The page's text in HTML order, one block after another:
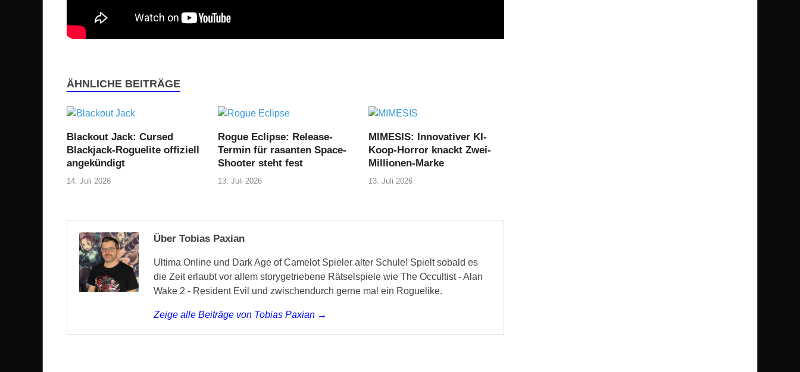
ÄHNLICHE BEITRÄGE
Blackout Jack: Cursed
Blackjack-Roguelite offiziell
angekündigt
14. Juli 2026
Rogue Eclipse: Release-
Termin für rasanten Space-
Shooter steht fest
13. Juli 2026
MIMESIS: Innovativer KI-
Koop-Horror knackt Zwei-
Millionen-Marke
13. Juli 2026
Über Tobias Paxian
Ultima Online und Dark Age of Camelot Spieler alter Schule! Spielt sobald es
die Zeit erlaubt vor allem storygetriebene Rätselspiele wie The Occultist - Alan
Wake 2 - Resident Evil und zwischendurch gerne mal ein Roguelike.
Zeige alle Beiträge von Tobias Paxian →